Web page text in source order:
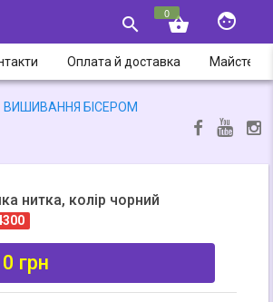
 shopping_basket
0 
Оплата й доставка Майстер-
ВИШИВАННЯ БІСЕРОМ
нитка, колір чорний
грн